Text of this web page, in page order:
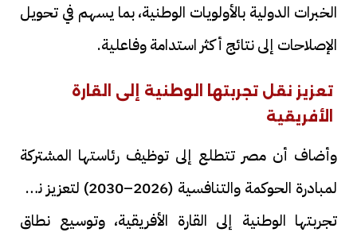
الخبرات الدولية بالأولويات الوطنية، بما يسهم في تحويل
الإصلاحات إلى نتائج أكثر استدامة وفاعلية.
تعزيز نقل تجربتها الوطنية إلى القارة
الأفريقية
وأضاف أن مصر تتطلع إلى توظيف رئاستها المشتركة
لمبادرة الحوكمة والتنافسية (2026–2030) لتعزيز نقل
تجربتها الوطنية إلى القارة الأفريقية، وتوسيع نطاق